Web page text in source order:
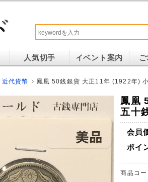
人気切手 イベント案内
近代貨幣 鳳凰 50銭銀貨 大正11年 (1922年)
鳳凰
五十
会員
ポイ
商品コー